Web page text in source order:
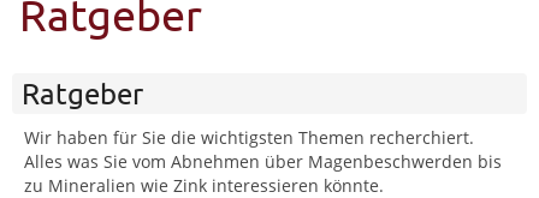
Ratgeber
Ratgeber
Wir haben für Sie die wichtigsten Themen recherchiert.
Alles was Sie vom Abnehmen über Magenbeschwerden bis
zu Mineralien wie Zink interessieren könnte.